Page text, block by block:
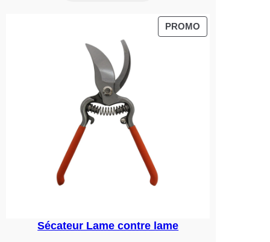
14,93 €.PROMO
Sécateur Lame contre lame